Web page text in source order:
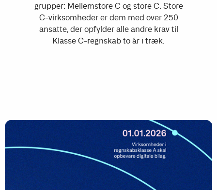
grupper: Mellemstore C og store C. Store
C-virksomheder er dem med over 250
ansatte, der opfylder alle andre krav til
Klasse C-regnskab to år i træk.